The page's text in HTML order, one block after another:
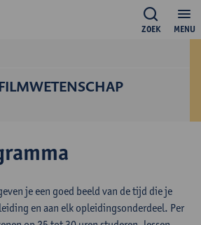
MENU
ZOEK
je een goed beeld van de tijd die je
en aan elk opleidingsonderdeel. Per